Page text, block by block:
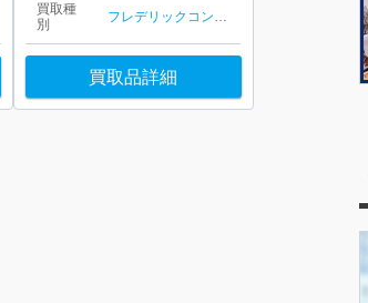
買取種
別
フレデリックコンスタント
買取品詳細